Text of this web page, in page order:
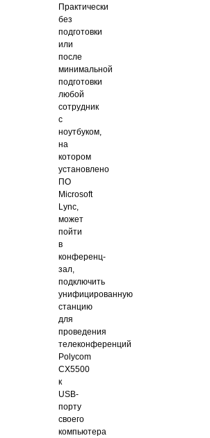
Практически
без
подготовки
или
после
минимальной
подготовки
любой
сотрудник
с
ноутбуком,
на
котором
установлено
ПО
Microsoft
Lync,
может
пойти
в
конференц-
зал,
подключить
унифицированную
станцию
для
проведения
телеконференций
Polycom
CX5500
к
USB-
порту
своего
компьютера